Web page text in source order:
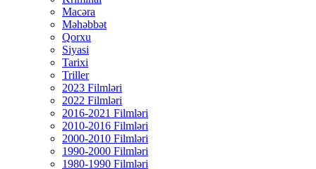
Macəra
Məhəbbət
Qorxu
Siyasi
Tarixi
Triller
2023 Filmləri
2022 Filmləri
2016-2021 Filmləri
2010-2016 Filmləri
2000-2010 Filmləri
1990-2000 Filmləri
1980-1990 Filmləri